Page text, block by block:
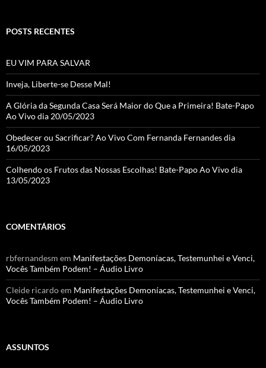
el
POSTS RECENTES
EU VIM PARA SALVAR
Inveja, Liberte-se Desse Mal!
A Glória da Segunda Casa Será Maior do Que a Primeira! Bate-Papo
Ao Vivo dia 20/05/2023
Obedecer ou Sacrificar? Ao Vivo Com Fernanda Fernandes dia
16/05/2023
Colhendo os Frutos das Nossas Escolhas! Bate-Papo Ao Vivo dia
13/05/2023
COMENTÁRIOS
rbfernandesm em Manifestações Demoníacas, Testemunhei e Venci,
Vocês Também Podem! – Áudio Livro
Cleide ricardoem Manifestações Demoníacas, Testemunhei e Venci,
Vocês Também Podem! – Áudio Livro
ASSUNTOS